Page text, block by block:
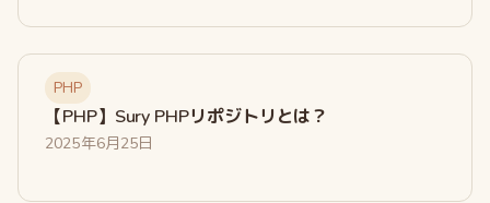
PHP
【PHP】Sury PHPリポジトリとは？
2025年6月25日